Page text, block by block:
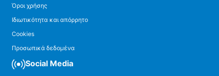
Όροι χρήσης
Ιδιωτικότητα και απόρρητο
Cookies
Προσωπικά δεδομένα
Social Media